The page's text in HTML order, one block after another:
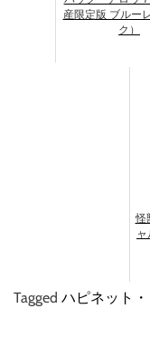
産限定版 ブルー
ク）
怪
Tagged ハピネット